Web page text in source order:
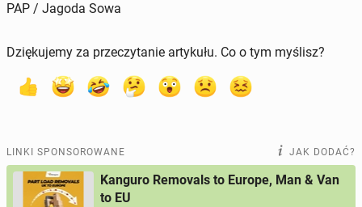
PAP / Jagoda Sowa
Dziękujemy za przeczytanie artykułu. Co o tym myślisz?
LINKI SPONSOROWANE JAK DODAĆ?
Kanguro Removals to Europe, Man & Van
to EU